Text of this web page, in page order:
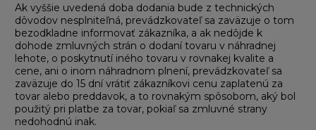
Ak vyššie uvedená doba dodania bude z technických
dôvodov nesplniteľná, prevádzkovateľ sa zaväzuje o tom
bezodkladne informovať zákazníka, a ak nedôjde k
dohode zmluvných strán o dodaní tovaru v náhradnej
lehote, o poskytnutí iného tovaru v rovnakej kvalite a
cene, ani o inom náhradnom plnení, prevádzkovateľ sa
zaväzuje do 15 dní vrátiť zákazníkovi cenu zaplatenú za
tovar alebo preddavok, a to rovnakým spôsobom, aký bol
použitý pri platbe za tovar, pokiaľ sa zmluvné strany
nedohodnú inak.